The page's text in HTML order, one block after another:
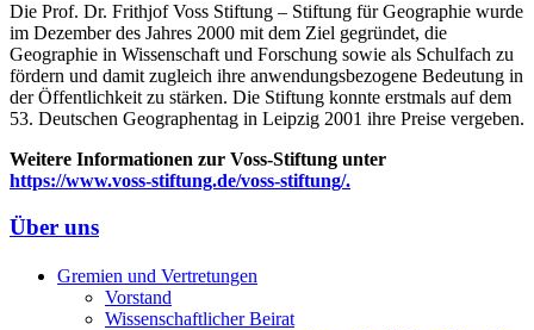
Die Prof. Dr. Frithjof Voss Stiftung – Stiftung für Geographie wurde
im Dezember des Jahres 2000 mit dem Ziel gegründet, die
Geographie in Wissenschaft und Forschung sowie als Schulfach zu
fördern und damit zugleich ihre anwendungsbezogene Bedeutung in
der Öffentlichkeit zu stärken. Die Stiftung konnte erstmals auf dem
53. Deutschen Geographentag in Leipzig 2001 ihre Preise vergeben.
Weitere Informationen zur Voss-Stiftung unter
https://www.voss-stiftung.de/voss-stiftung/.
Über uns
Gremien und Vertretungen
Vorstand
Wissenschaftlicher Beirat